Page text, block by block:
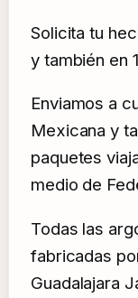
Solicita tu
y también en
Enviamos a
Mexicana y
paquetes
medio de
Todas las
fabricadas
Guadalajara